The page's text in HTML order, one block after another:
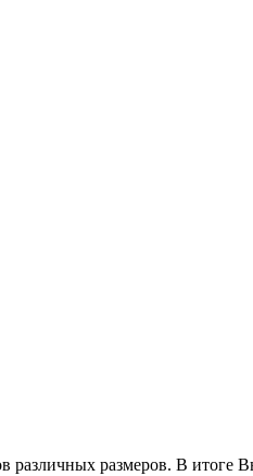
различных размеров. В итоге